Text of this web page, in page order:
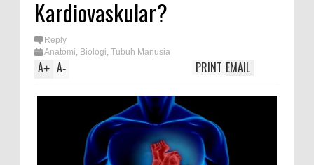
Axolotl,
Kardiovaskular?
Reply
Anatomi, Biologi, Tubuh Manusia
A+ A- EMAIL
PRINT